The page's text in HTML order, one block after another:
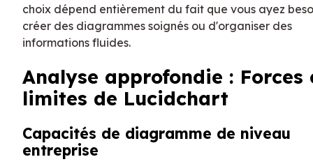
choix dépend entièrement du fait que vous ayez
créer des diagrammes soignés ou d'organiser des
informations fluides.
Analyse approfondie : Forces
limites de Lucidchart
Capacités de diagramme de niveau
entreprise